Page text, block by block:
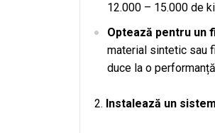
12.000 – 15.000 de
Optează pentru un
material sintetic sau
duce la o
Instalează un